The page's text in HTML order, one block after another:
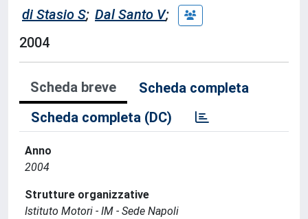
di Stasio S; Dal Santo V;
2004
Scheda breve
Scheda completa
Scheda completa (DC)
Anno
2004
Strutture organizzative
Istituto Motori - IM - Sede Napoli